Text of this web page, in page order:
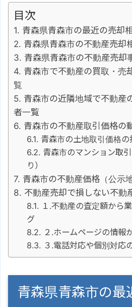
目次
青森県青森市の最近の売却
青森県青森市の不動産売却
青森県青森市の不動産売却
青森市で不動産の買取・売
覧
青森市の近隣地域で不動産
者一覧
青森市の不動産取引価格の
青森市の土地取引価格の
青森市のマンション取
り）
青森市の不動産価格（公示
不動産売却で損しない不動
１.不動産の査定額から
グ
２.ホームページの情報
３.電話対応や個別対応
青森県青森市の最